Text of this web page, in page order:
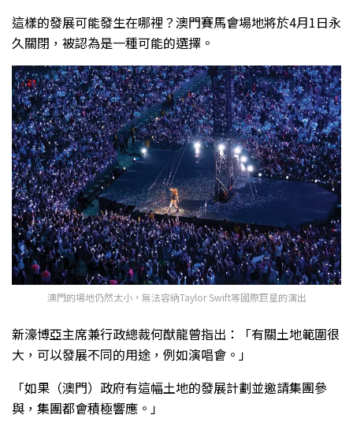
這樣的發展可能發生在哪裡？澳門賽馬會場地將於4月1日永
久關閉，被認為是一種可能的選擇。
澳門的場地仍然太小，無法容納Taylor Swift等國際巨星的演出
新濠博亞主席兼行政總裁何猷龍曾指出：「有關土地範圍很
大，可以發展不同的用途，例如演唱會。」
「如果（澳門）政府有這幅土地的發展計劃並邀請集團參
與，集團都會積極響應。」